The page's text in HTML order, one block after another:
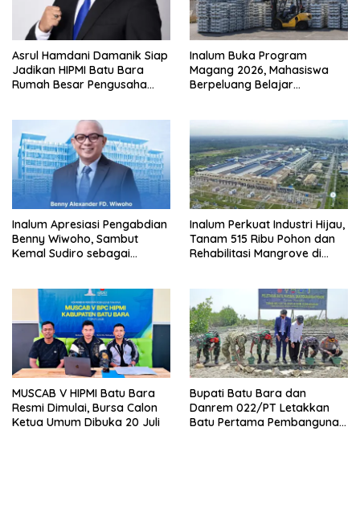
Asrul Hamdani Damanik Siap
Jadikan HIPMI Batu Bara
Rumah Besar Pengusaha
Inalum Buka Program
Magang 2026, Mahasiswa
Berpeluang Belajar
Inalum Apresiasi Pengabdian
Benny Wiwoho, Sambut
Kemal Sudiro sebagai
Inalum Perkuat Industri Hijau,
Tanam 515 Ribu Pohon dan
Rehabilitasi Mangrove di
MUSCAB V HIPMI Batu Bara
Resmi Dimulai, Bursa Calon
Ketua Umum Dibuka 20 Juli
Bupati Batu Bara dan
Danrem 022/PT Letakkan
Batu Pertama Pembangunan